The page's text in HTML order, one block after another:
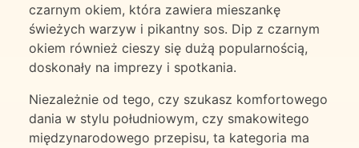
czarnym okiem, która zawiera mieszankę
świeżych warzyw i pikantny sos. Dip z czarnym
okiem również cieszy się dużą popularnością,
doskonały na imprezy i spotkania.
Niezależnie od tego, czy szukasz komfortowego
dania w stylu południowym, czy smakowitego
międzynarodowego przepisu, ta kategoria ma